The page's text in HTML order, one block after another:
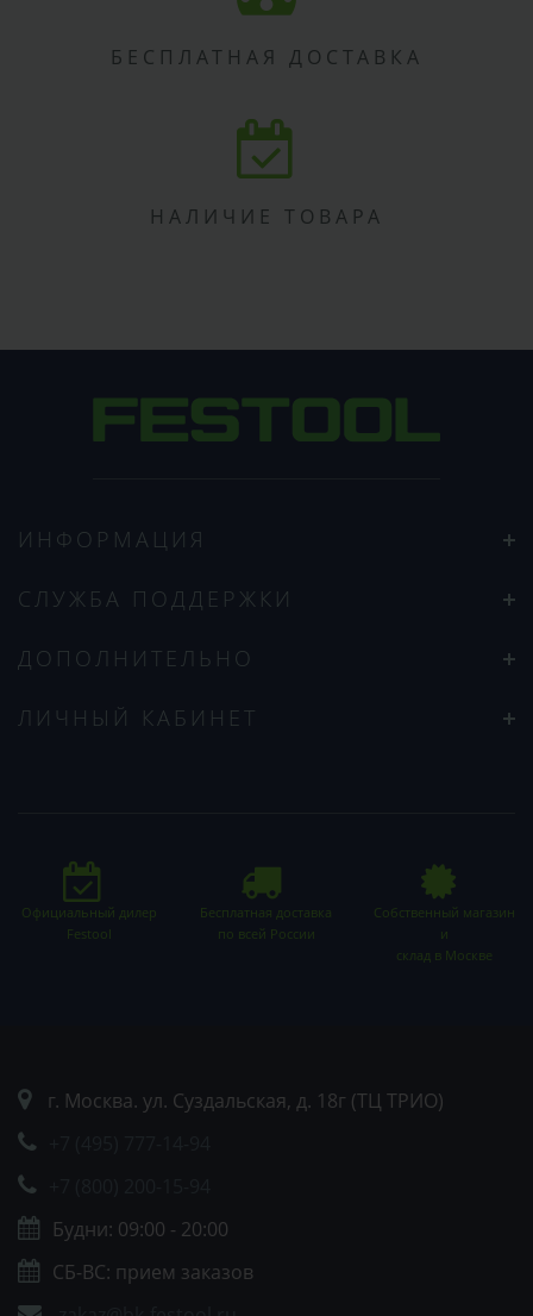
БЕСПЛАТНАЯ ДОСТАВКА
НАЛИЧИЕ ТОВАРА
ИНФОРМАЦИЯ
СЛУЖБА ПОДДЕРЖКИ
ДОПОЛНИТЕЛЬНО
ЛИЧНЫЙ КАБИНЕТ
Официальный дилер
Festool
Бесплатная доставка
по всей России
Собственный магазин
и
склад в Москве
г. Москва. ул. Суздальская, д. 18г (ТЦ ТРИО)
Будни: 09:00 - 20:00
СБ-ВС: прием заказов